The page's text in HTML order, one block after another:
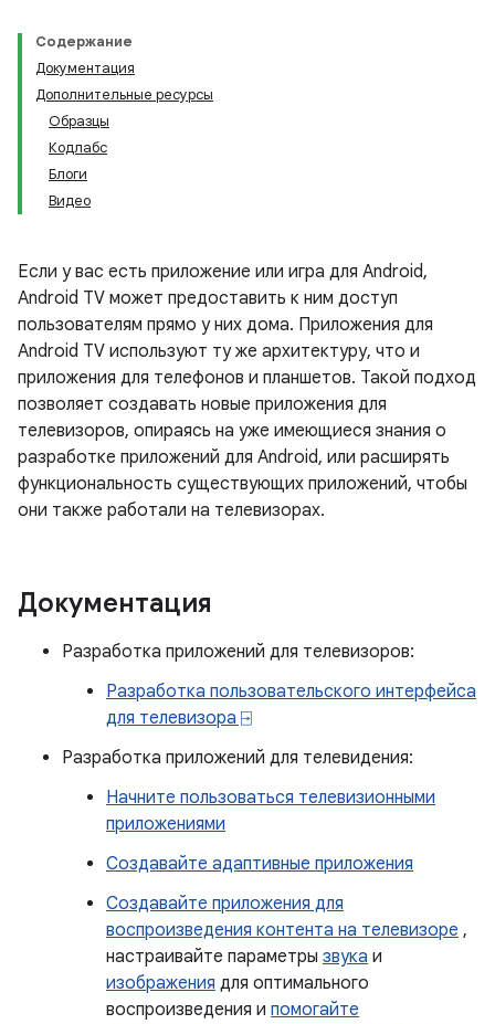
Содержание
Документация
Дополнительные ресурсы
Образцы
Кодлабс
Блоги
Видео
Если у вас есть приложение или игра для Android,
Android TV может предоставить к ним доступ
пользователям прямо у них дома. Приложения для
Android TV используют ту же архитектуру, что и
приложения для телефонов и планшетов. Такой подход
позволяет создавать новые приложения для
телевизоров, опираясь на уже имеющиеся знания о
разработке приложений для Android, или расширять
функциональность существующих приложений, чтобы
они также работали на телевизорах.
Документация
Разработка приложений для телевизоров:
Разработка пользовательского интерфейса
для телевизора ⍈
Разработка приложений для телевидения:
Начните пользоваться телевизионными
приложениями
Создавайте адаптивные приложения
Создавайте приложения для
воспроизведения контента на телевизоре ,
настраивайте параметры звука и
изображения для оптимального
воспроизведения и помогайте